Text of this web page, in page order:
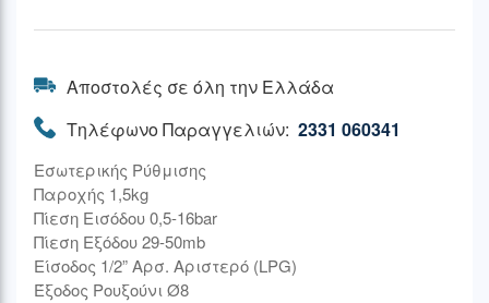
Αποστολές σε όλη την Ελλάδα
Τηλέφωνο Παραγγελιών: 2331 060341
Εσωτερικής Ρύθμισης
Παροχής 1,5kg
Πίεση Εισόδου 0,5-16bar
Πίεση Εξόδου 29-50mb
Είσοδος 1/2” Αρσ. Αριστερό (LPG)
Έξοδος Ρουξούνι Ø8